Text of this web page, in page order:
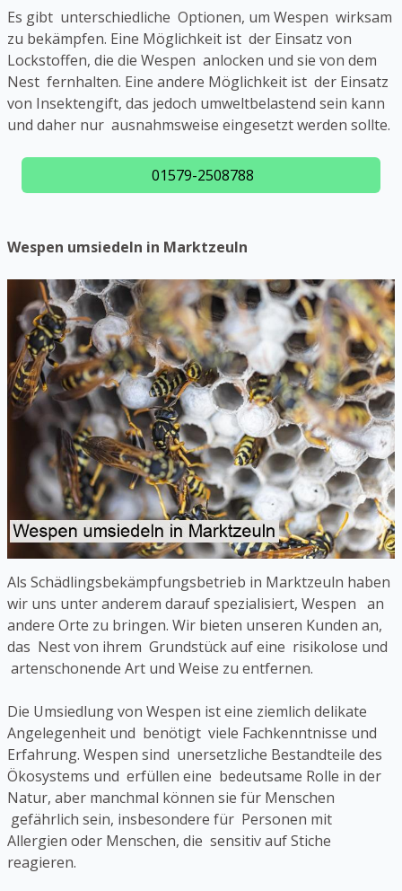
Es gibt unterschiedliche Optionen, um Wespen wirksam
zu bekämpfen. Eine Möglichkeit ist der Einsatz von
Lockstoffen, die die Wespen anlocken und sie von dem
Nest fernhalten. Eine andere Möglichkeit ist der Einsatz
von Insektengift, das jedoch umweltbelastend sein kann
und daher nur ausnahmsweise eingesetzt werden sollte.
01579-2508788
Wespen umsiedeln in Marktzeuln
Als Schädlingsbekämpfungsbetrieb in Marktzeuln haben
wir uns unter anderem darauf spezialisiert, Wespen an
andere Orte zu bringen. Wir bieten unseren Kunden an,
das Nest von ihrem Grundstück auf eine risikolose und
artenschonende Art und Weise zu entfernen.
Die Umsiedlung von Wespen ist eine ziemlich delikate
Angelegenheit und benötigt viele Fachkenntnisse und
Erfahrung. Wespen sind unersetzliche Bestandteile des
Ökosystems und erfüllen eine bedeutsame Rolle in der
Natur, aber manchmal können sie für Menschen
gefährlich sein, insbesondere für Personen mit
Allergien oder Menschen, die sensitiv auf Stiche
reagieren.